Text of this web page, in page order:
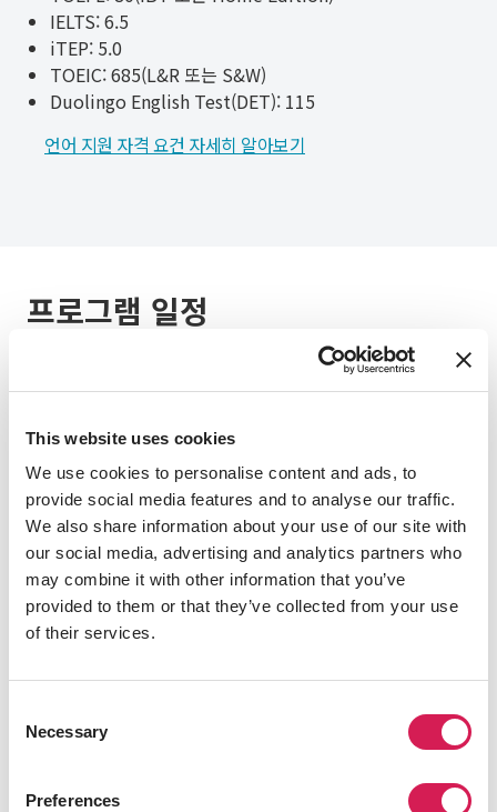
This website uses cookies
We use cookies to personalise content and ads, to
provide social media features and to analyse our traffic.
We also share information about your use of our site with
our social media, advertising and analytics partners who
may combine it with other information that you’ve
provided to them or that they’ve collected from your use
of their services.
Selection
Necessary
Preferences
IELTS: 6.5
iTEP: 5.0
TOEIC: 685(L&R 또는 S&W)
Duolingo English Test(DET): 115
언어 지원 자격 요건 자세히 알아보기
프로그램 일정
유학할 때에는 일 년 중 학기 기간과 방학 기간이 궁금할 것입니
다. 대부분의 프로그램은 호스트 대학의 학사 일정을 따릅니다.
아래에 표시된 날짜는 일반적인 예상 일정이며 학기가 가까워
질수록 SAF를 통해 더 자세한 정보를 받을 수 있습니다. 더 궁금
한 부분에 대해서는 학생 카운셀러와 프로그램 전문가가 항상
여러분을 지원하고 올바른 정보를 제공할 것입니다.
숙소 정보